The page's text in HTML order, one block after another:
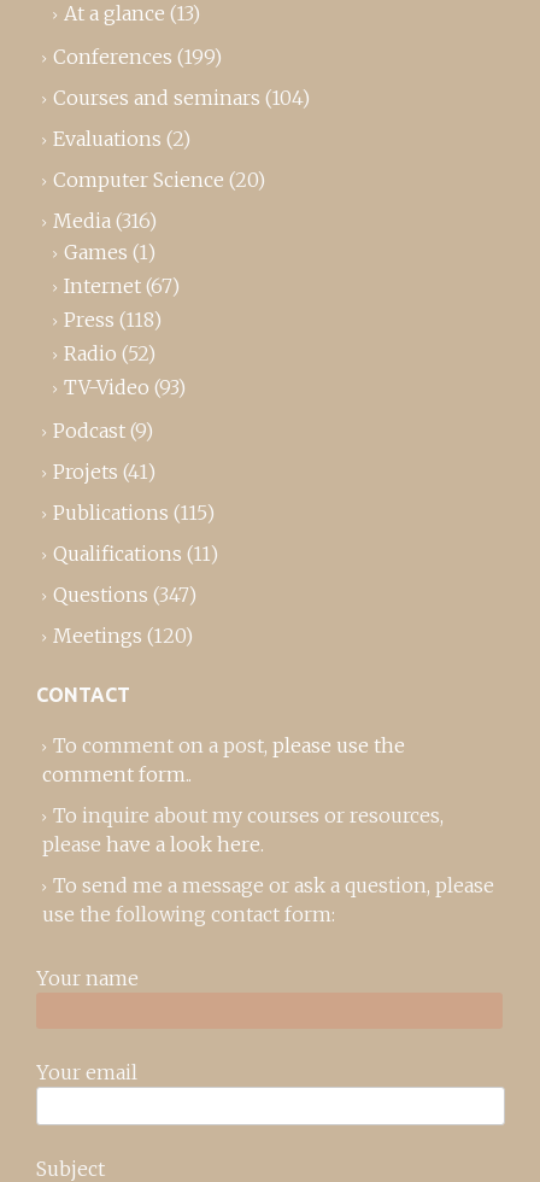
At a glance (13)
Conferences (199)
Courses and seminars (104)
Evaluations (2)
Computer Science (20)
Media (316)
Games (1)
Internet (67)
Press (118)
Radio (52)
TV-Video (93)
Podcast (9)
Projets (41)
Publications (115)
Qualifications (11)
Questions (347)
Meetings (120)
CONTACT
To comment on a post, please use the
comment form..
To inquire about my courses or resources,
please have a look here.
To send me a message or ask a question, please
use the following contact form:
Your name
Your email
Subject